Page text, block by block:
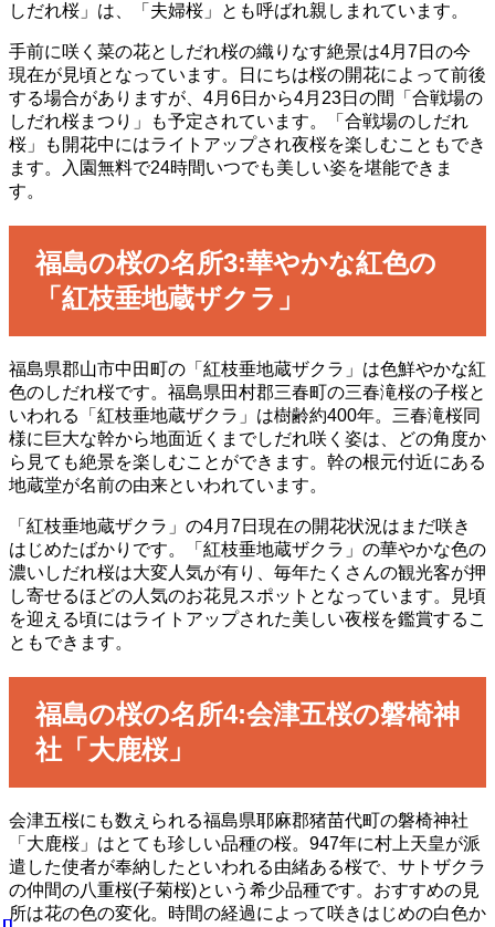
しだれ桜」は、「夫婦桜」とも呼ばれ親しまれています。
手前に咲く菜の花としだれ桜の織りなす絶景は4月7日の今
現在が見頃となっています。日にちは桜の開花によって前後
する場合がありますが、4月6日から4月23日の間「合戦場の
しだれ桜まつり」も予定されています。「合戦場のしだれ
桜」も開花中にはライトアップされ夜桜を楽しむこともでき
ます。入園無料で24時間いつでも美しい姿を堪能できま
す。
福島の桜の名所3:華やかな紅色の
「紅枝垂地蔵ザクラ」
福島県郡山市中田町の「紅枝垂地蔵ザクラ」は色鮮やかな紅
色のしだれ桜です。福島県田村郡三春町の三春滝桜の子桜と
いわれる「紅枝垂地蔵ザクラ」は樹齢約400年。三春滝桜同
様に巨大な幹から地面近くまでしだれ咲く姿は、どの角度か
ら見ても絶景を楽しむことができます。幹の根元付近にある
地蔵堂が名前の由来といわれています。
「紅枝垂地蔵ザクラ」の4月7日現在の開花状況はまだ咲き
はじめたばかりです。「紅枝垂地蔵ザクラ」の華やかな色の
濃いしだれ桜は大変人気が有り、毎年たくさんの観光客が押
し寄せるほどの人気のお花見スポットとなっています。見頃
を迎える頃にはライトアップされた美しい夜桜を鑑賞するこ
ともできます。
福島の桜の名所4:会津五桜の磐椅神
社「大鹿桜」
会津五桜にも数えられる福島県耶麻郡猪苗代町の磐椅神社
「大鹿桜」はとても珍しい品種の桜。947年に村上天皇が派
遣した使者が奉納したといわれる由緒ある桜で、サトザクラ
の仲間の八重桜(子菊桜)という希少品種です。おすすめの見
所は花の色の変化。時間の経過によって咲きはじめの白色か